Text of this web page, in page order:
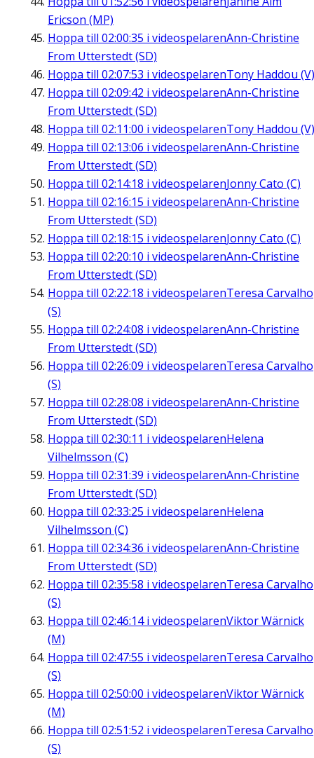
Ericson (MP)
Hoppa till 02:00:35 i videospelarenAnn-Christine
From Utterstedt (SD)
Hoppa till 02:07:53 i videospelarenTony Haddou (V)
Hoppa till 02:09:42 i videospelarenAnn-Christine
From Utterstedt (SD)
Hoppa till 02:11:00 i videospelarenTony Haddou (V)
Hoppa till 02:13:06 i videospelarenAnn-Christine
From Utterstedt (SD)
Hoppa till 02:14:18 i videospelarenJonny Cato (C)
Hoppa till 02:16:15 i videospelarenAnn-Christine
From Utterstedt (SD)
Hoppa till 02:18:15 i videospelarenJonny Cato (C)
Hoppa till 02:20:10 i videospelarenAnn-Christine
From Utterstedt (SD)
Hoppa till 02:22:18 i videospelarenTeresa Carvalho
(S)
Hoppa till 02:24:08 i videospelarenAnn-Christine
From Utterstedt (SD)
Hoppa till 02:26:09 i videospelarenTeresa Carvalho
(S)
Hoppa till 02:28:08 i videospelarenAnn-Christine
From Utterstedt (SD)
Hoppa till 02:30:11 i videospelarenHelena
Vilhelmsson (C)
Hoppa till 02:31:39 i videospelarenAnn-Christine
From Utterstedt (SD)
Hoppa till 02:33:25 i videospelarenHelena
Vilhelmsson (C)
Hoppa till 02:34:36 i videospelarenAnn-Christine
From Utterstedt (SD)
Hoppa till 02:35:58 i videospelarenTeresa Carvalho
(S)
Hoppa till 02:46:14i videospelarenViktor Wärnick
(M)
Hoppa till 02:47:55 i videospelarenTeresa Carvalho
(S)
Hoppa till 02:50:00 i videospelarenViktor Wärnick
(M)
Hoppa till 02:51:52 i videospelarenTeresa Carvalho
(S)